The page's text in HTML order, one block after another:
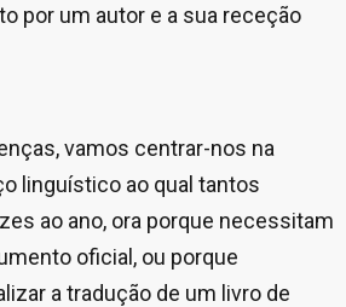
por um autor e a sua receção
vamos centrar-nos na
linguístico ao qual tantos
ao ano, ora porque necessitam
oficial, ou porque
a tradução de um livro de